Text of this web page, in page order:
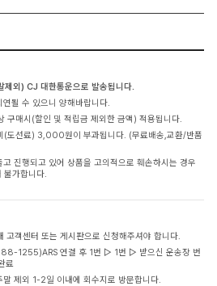
외) CJ 대한통운으로 발송됩니다.
될 수 있으니 양해바랍니다.
구매시(할인 및 적립금 제외한 금액) 적용됩니다.
(도선료) 3,000원이 부과됩니다. (무료배송,교환/반품
진행되고 있어 상품을 고의적으로 훼손하시는 경우
가합니다.
객센터 또는 게시판으로 신청해주셔야 합니다.
1255)ARS 연결 후 1번 ▷ 1번 ▷ 받으신 운송장 번
료
제외 1-2일 이내에 회수지로 방문합니다.